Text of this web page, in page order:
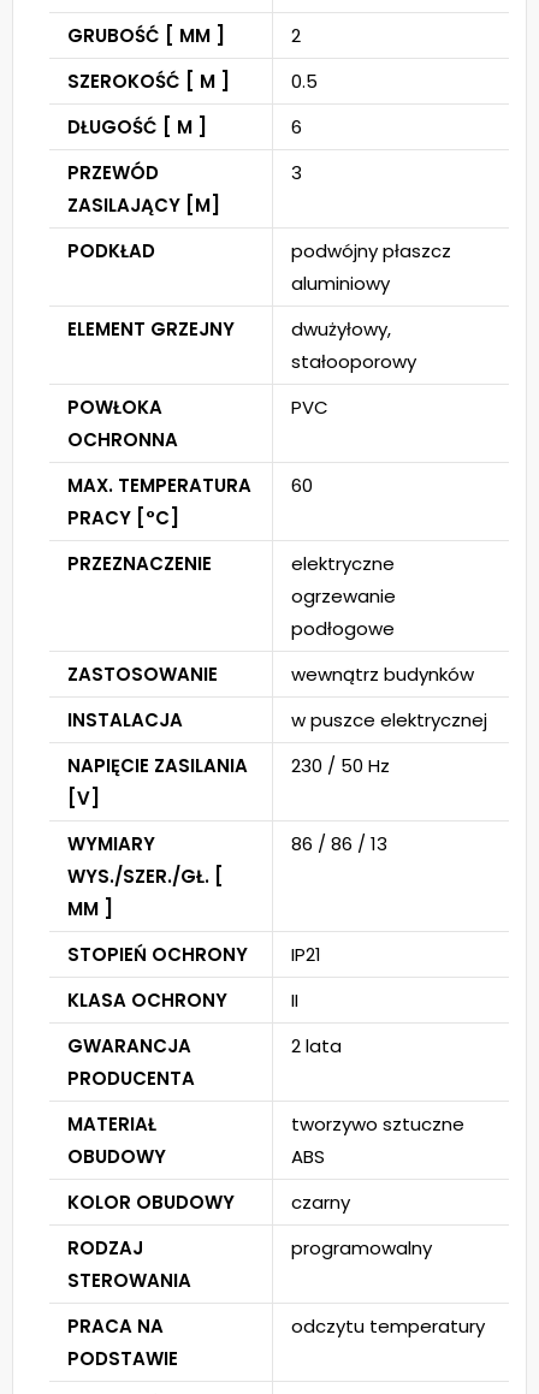
GRUBOŚĆ [ MM ]
2
SZEROKOŚĆ [ M ]
0.5
DŁUGOŚĆ [ M ]
6
PRZEWÓD
ZASILAJĄCY [M]
3
PODKŁAD
podwójny płaszcz
aluminiowy
ELEMENT GRZEJNY
dwużyłowy,
stałooporowy
POWŁOKA
OCHRONNA
PVC
MAX. TEMPERATURA
PRACY [°C]
60
PRZEZNACZENIE
elektryczne
ogrzewanie
podłogowe
ZASTOSOWANIE
wewnątrz budynków
INSTALACJA
w puszce elektrycznej
NAPIĘCIE ZASILANIA
[V]
230 / 50 Hz
WYMIARY
WYS./SZER./GŁ. [
MM ]
86 / 86 / 13
STOPIEŃ OCHRONY
IP21
KLASA OCHRONY
II
GWARANCJA
PRODUCENTA
2 lata
MATERIAŁ
OBUDOWY
tworzywo sztuczne
ABS
KOLOR OBUDOWY
czarny
RODZAJ
STEROWANIA
programowalny
PRACA NA
PODSTAWIE
odczytu temperatury